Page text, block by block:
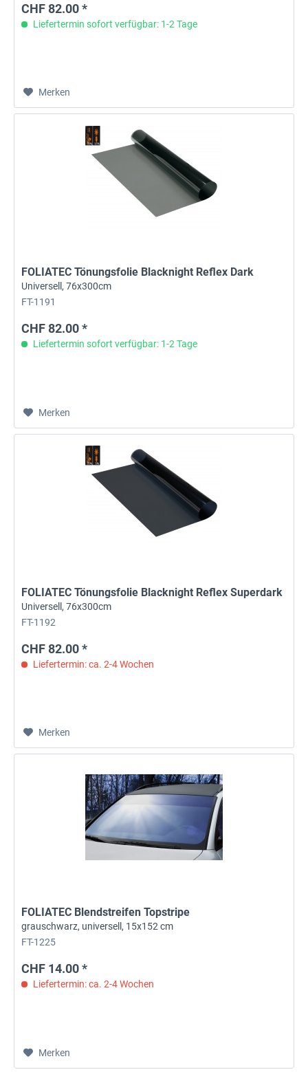
CHF 82.00 *
Liefertermin sofort verfügbar: 1-2 Tage
Merken
FOLIATEC Tönungsfolie Blacknight Reflex Dark
Universell, 76x300cm
FT-1191
CHF 82.00 *
Liefertermin sofort verfügbar: 1-2 Tage
Merken
FOLIATEC Tönungsfolie Blacknight Reflex Superdark
Universell, 76x300cm
FT-1192
CHF 82.00 *
Liefertermin: ca. 2-4 Wochen
Merken
FOLIATEC Blendstreifen Topstripe
grauschwarz, universell, 15x152 cm
FT-1225
CHF 14.00 *
Liefertermin: ca. 2-4 Wochen
Merken